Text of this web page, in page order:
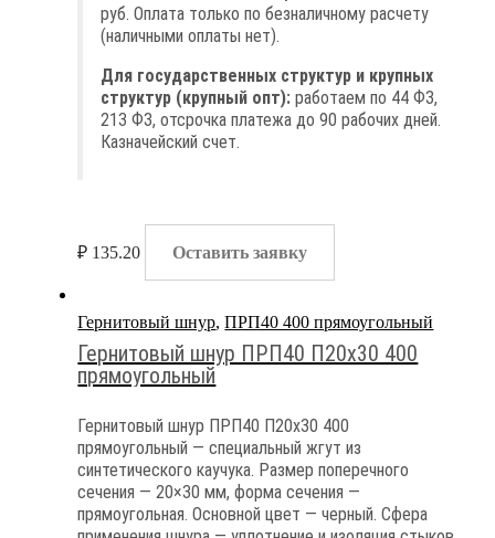
руб. Оплата только по безналичному расчету
(наличными оплаты нет).
Для государственных структур и крупных
структур (крупный опт): работаем по 44 ФЗ,
213 ФЗ, отсрочка платежа до 90 рабочих дней.
Казначейский счет.
₽ 135.20 Оставить заявку
Гернитовый шнур,ПРП40 400 прямоугольный
Гернитовый шнур ПРП40 П20х30 400
прямоугольный
Гернитовый шнур ПРП40 П20х30 400
прямоугольный — специальный жгут из
синтетического каучука. Размер поперечного
сечения — 20×30 мм, форма сечения —
прямоугольная. Основной цвет — черный. Сфера